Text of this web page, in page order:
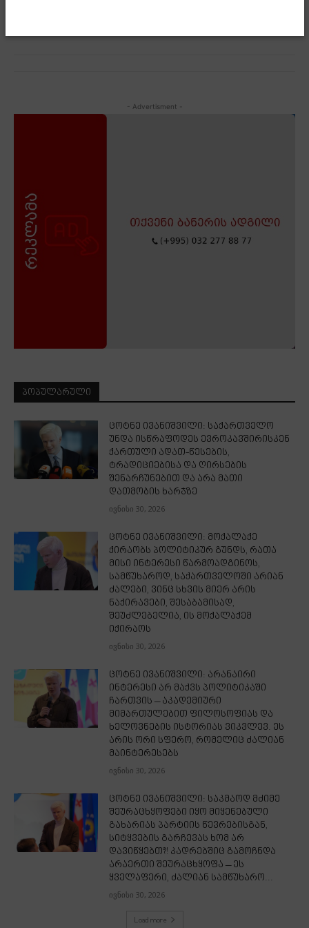
- Advertisment -
ᲞᲝᲞᲣᲚᲐᲠᲣᲚᲘ
ცოტნე ივანიშვილი: საქართველო
უნდა ისწრაფოდეს ევროკავშირისკენ
ქართული ადათ-წესების,
ტრადიციებისა და ღირსების
შენარჩუნებით და არა მათი
დათმობის ხარჯზე
ივნისი 30, 2026
ცოტნე ივანიშვილი: მოქალაქე
ქირაობს პოლიტიკურ გუნდს, რათა
მისი ინტერესი წარმოადგინოს,
სამწუხაროდ, საქართველოში არიან
ძალები, ვინც სხვის მიერ არის
ნაქირავები, შესაბამისად,
შეუძლებელია, ის მოქალაქემ
იქირაოს
ივნისი 30, 2026
ცოტნე ივანიშვილი: არანაირი
ინტერესი არ მაქვს პოლიტიკაში
ჩართვის – აკადემიური
მიმართულებით ფილოსოფიას და
ხელოვნების ისტორიას ვიკვლევ. ეს
არის ორი სფერო, რომელიც ძალიან
მაინტერესებს
ივნისი 30, 2026
ცოტნე ივანიშვილი: საკმაოდ მძიმე
შეურაცხყოფები იყო მიყენებული
გახარიას პარტიის წევრებისგან,
სიტყვების გარჩევას ხომ არ
დავიწყებთ?! კადრებშიც გამოჩნდა
არაერთი შეურაცხყოფა – ეს
ყველაფერი, ძალიან სამწუხარო...
ივნისი 30, 2026
Load more